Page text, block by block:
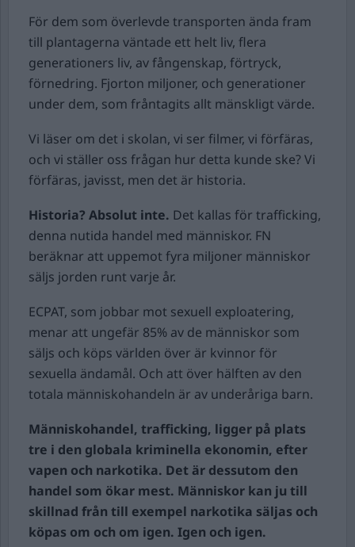
För dem som överlevde transporten ända fram
till plantagerna väntade ett helt liv, flera
generationers liv, av fångenskap, förtryck,
förnedring. Fjorton miljoner, och generationer
under dem, som fråntagits allt mänskligt värde.
Vi läser om det i skolan, vi ser filmer, vi förfäras,
och vi ställer oss frågan hur detta kunde ske? Vi
förfäras, javisst, men det är historia.
Historia? Absolut inte. Det kallas för trafficking,
denna nutida handel med människor. FN
beräknar att uppemot fyra miljoner människor
säljs jorden runt varje år.
ECPAT, som jobbar mot sexuell exploatering,
menar att ungefär 85% av de människor som
säljs och köps världen över är kvinnor för
sexuella ändamål. Och att över hälften av den
totala människohandeln är av underåriga barn.
Människohandel, trafficking, ligger på plats
tre i den globala kriminella ekonomin, efter
vapen och narkotika. Det är dessutom den
handel som ökar mest. Människor kan ju till
skillnad från till exempel narkotika säljas och
köpas om och om igen. Igen och igen.